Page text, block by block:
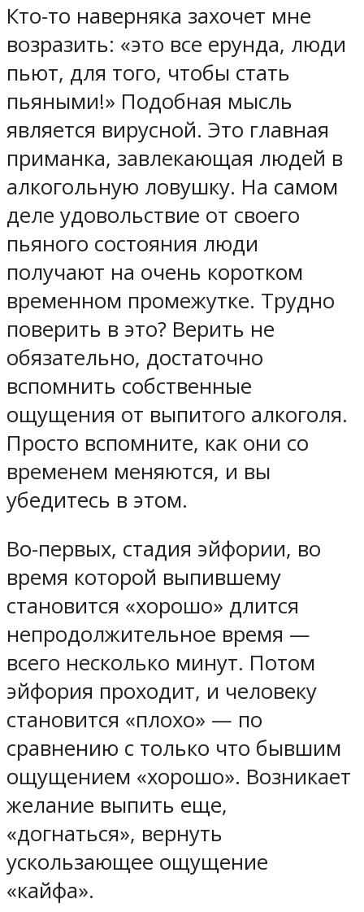
Кто-то наверняка захочет мне
возразить: «это все ерунда, люди
пьют, для того, чтобы стать
пьяными!» Подобная мысль
является вирусной. Это главная
приманка, завлекающая людей в
алкогольную ловушку. На самом
деле удовольствие от своего
пьяного состояния люди
получают на очень коротком
временном промежутке. Трудно
поверить в это? Верить не
обязательно, достаточно
вспомнить собственные
ощущения от выпитого алкоголя.
Просто вспомните, как они со
временем меняются, и вы
убедитесь в этом.
Во-первых, стадия эйфории, во
время которой выпившему
становится «хорошо» длится
непродолжительное время —
всего несколько минут. Потом
эйфория проходит, и человеку
становится «плохо» — по
сравнению с только что бывшим
ощущением «хорошо». Возникает
желание выпить еще,
«догнаться», вернуть
ускользающее ощущение
«кайфа».